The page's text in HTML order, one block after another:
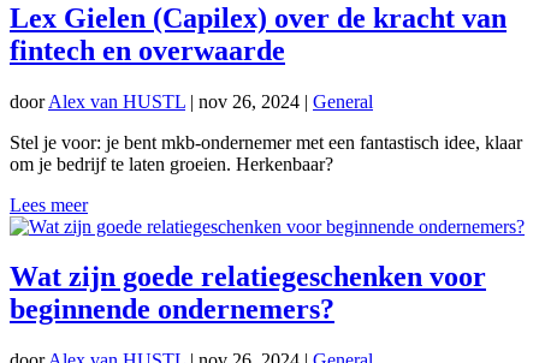
Lex Gielen (Capilex) over de kracht van
fintech en overwaarde
doorAlex van HUSTL | nov 26, 2024 | General
Stel je voor: je bent mkb-ondernemer met een fantastisch idee, klaar
om je bedrijf te laten groeien. Herkenbaar?
Lees meer
Wat zijn goede relatiegeschenken voor
beginnende ondernemers?